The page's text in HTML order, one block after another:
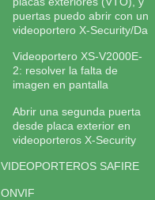
puertas puedo abrir con un
videoportero X-Security/Da
Videoportero XS-V2000E-
2: resolver la falta de
imagen en pantalla
Abrir una segunda puerta
desde placa exterior en
videoporteros X-Security
VIDEOPORTEROS SAFIRE
ONVIF